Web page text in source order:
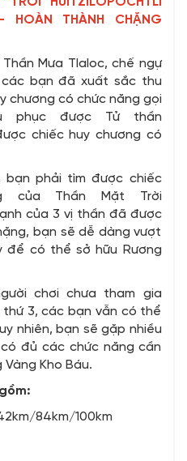
HOÀN THÀNH CHẶNG
Mưa Tlaloc, chế ngự
bạn đã xuất sắc thu
chương có chức năng gọi
phục được Tử thần
chiếc huy chương có
bạn phải tìm được chiếc
của Thần Mặt Trời
của 3 vị thần đã được
bạn sẽ dễ dàng vượt
để có thể sở hữu Rương
chơi chưa tham gia
thứ 3, các bạn vẫn có thể
nhiên, bạn sẽ gặp nhiều
đủ các chức năng cần
Kho Báu.
84km/100km